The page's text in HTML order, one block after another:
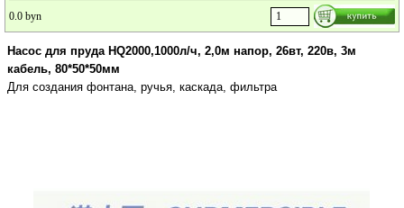
0.0 byn
Насос для пруда HQ2000,1000л/ч, 2,0м напор, 26вт, 220в, 3м
кабель, 80*50*50мм
Для создания фонтана, ручья, каскада, фильтра